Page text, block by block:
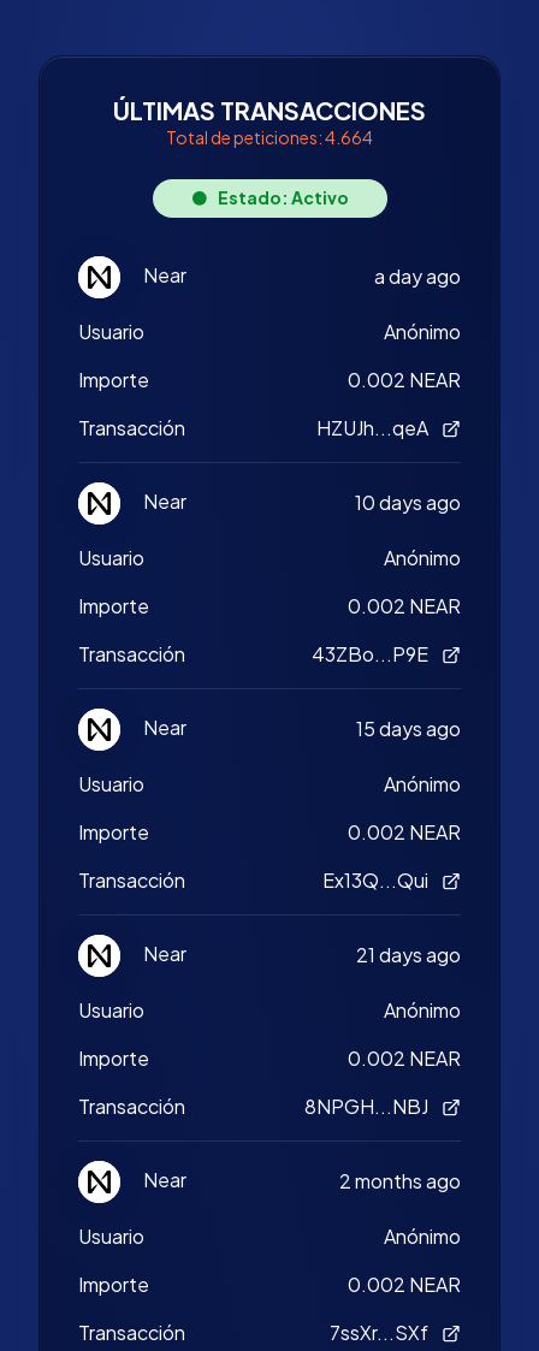
ÚLTIMAS TRANSACCIONES
Total de peticiones: 4.664
Estado: Activo
Near a day ago
Usuario
Anónimo
Importe
0.002 NEAR
Transacción
HZUJh...qeA
Near 10 days ago
Usuario
Anónimo
Importe
0.002 NEAR
Transacción
43ZBo...P9E
Near 15 days ago
Usuario
Anónimo
Importe
0.002 NEAR
Transacción
Ex13Q...Qui
Near 21 days ago
Usuario
Anónimo
Importe
0.002 NEAR
Transacción
8NPGH...NBJ
Near 2 months ago
Usuario
Anónimo
Importe
0.002 NEAR
Transacción
7ssXr...SXf